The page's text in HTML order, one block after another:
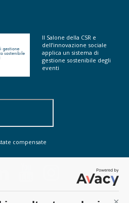
Il Salone della CSR e
dell’innovazione sociale
applica un sistema di
gestione sostenibile degli
eventi
compensate